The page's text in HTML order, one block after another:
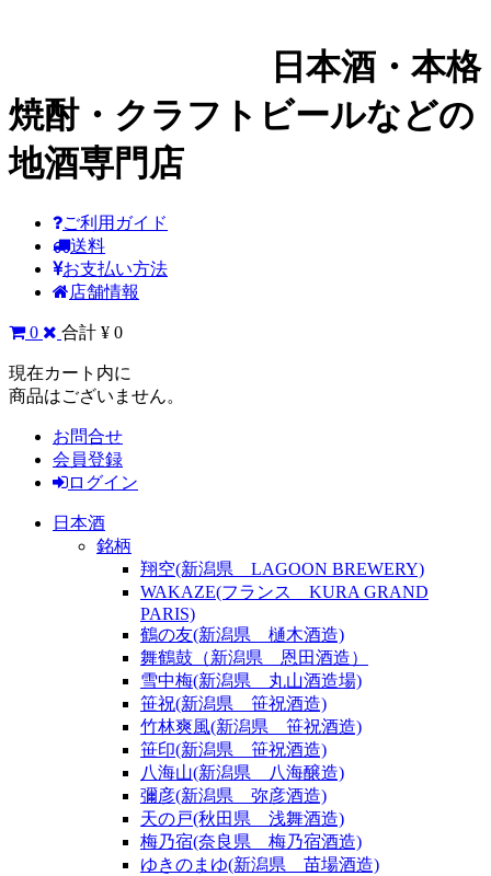
日本酒・本格
焼酎・クラフトビールなどの
地酒専門店
ご利用ガイド
送料
お支払い方法
店舗情報
0 合計 ¥ 0
現在カート内に
商品はございません。
お問合せ
会員登録
ログイン
日本酒
銘柄
翔空(新潟県 LAGOON BREWERY)
WAKAZE(フランス KURA GRAND
PARIS)
鶴の友(新潟県 樋木酒造)
舞鶴鼓（新潟県 恩田酒造）
雪中梅(新潟県 丸山酒造場)
笹祝(新潟県 笹祝酒造)
竹林爽風(新潟県 笹祝酒造)
笹印(新潟県 笹祝酒造)
八海山(新潟県 八海醸造)
彌彦(新潟県 弥彦酒造)
天の戸(秋田県 浅舞酒造)
梅乃宿(奈良県 梅乃宿酒造)
ゆきのまゆ(新潟県 苗場酒造)